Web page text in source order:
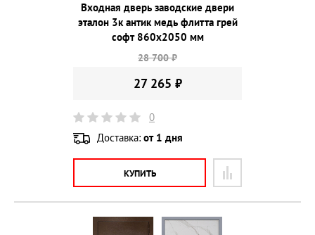
Входная дверь заводские двери
эталон 3к антик медь флитта грей
софт 860х2050 мм
28 700 ₽
27 265 ₽
0
Доставка: от 1 дня
КУПИТЬ